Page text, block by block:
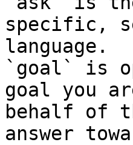
specific,
language.
`goal` is
goal you
behalf of
answer